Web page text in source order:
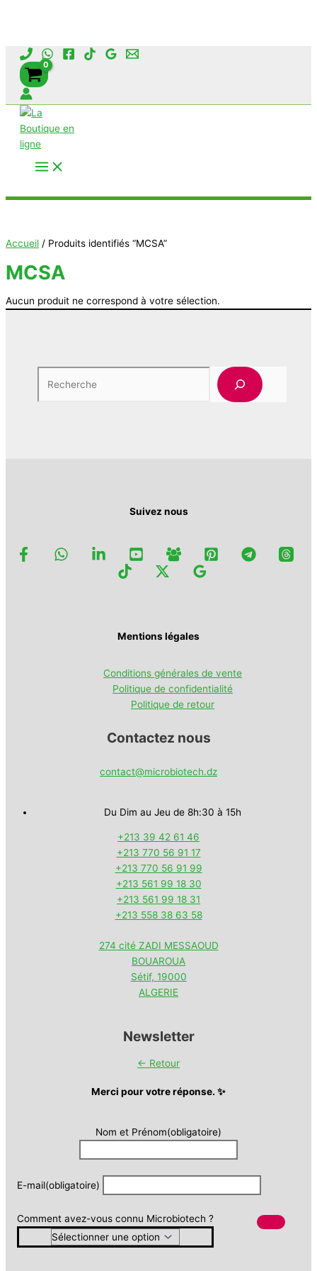
Aller
contenu
Accueil / Produits identifiés “MCSA”
MCSA
Aucun produit ne correspond à votre sélection.
Suivez nous
Mentions légales
Conditions générales de vente
Politique de confidentialité
Politique de retour
Contactez nous
contact@microbiotech.dz
Du Dim au Jeu de 8h:30 à 15h
+213 39 42 61 46
+213 770 56 91 17
+213 770 56 91 99
+213 561 99 18 30
+213 561 99 18 31
+213 558 38 63 58
274 cité ZADI MESSAOUD
BOUAROUA
Sétif, 19000
ALGERIE
Newsletter
← Retour
Merci pour votre réponse. ✨
Nom et Prénom(obligatoire)
E-mail(obligatoire)
Comment avez-vous connu Microbiotech ?